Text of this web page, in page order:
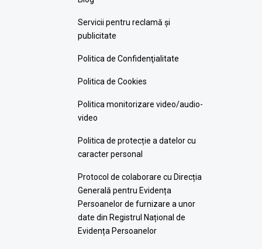
Servicii pentru reclamă și
publicitate
Politica de Confidenţialitate
Politica de Cookies
Politica monitorizare video/audio-
video
Politica de protecție a datelor cu
caracter personal
Protocol de colaborare cu Direcția
Generală pentru Evidența
Persoanelor de furnizare a unor
date din Registrul Național de
Evidența Persoanelor